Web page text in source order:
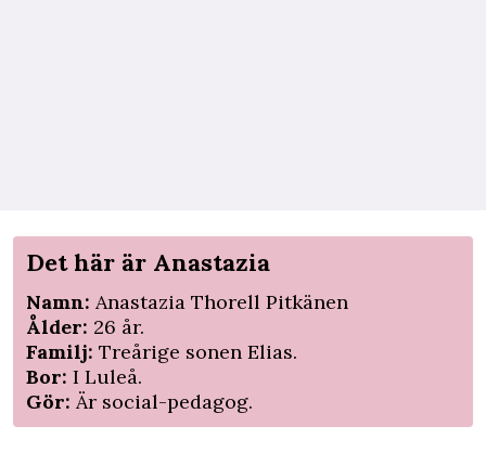
Det här är Anastazia
Namn: Anastazia Thorell Pitkänen
Ålder: 26 år.
Familj: Treårige sonen Elias.
Bor: I Luleå.
Gör: Är social-pedagog.